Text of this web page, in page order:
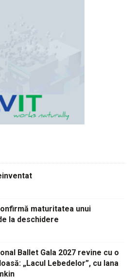
maturitatea unui
la deschidere
Ballet Gala 2027 revine cu o
„Lacul Lebedelor”, cu Iana